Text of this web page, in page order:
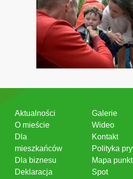
Aktualności
O mieście
Dla
mieszkańców
Dla biznesu
Deklaracja
Galerie
Wideo
Kontakt
Polityka
Mapa
Spot